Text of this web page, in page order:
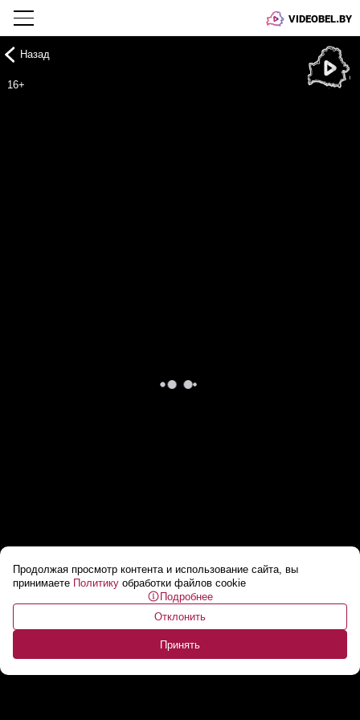
VIDEOBEL.BY
Продолжая просмотр контента и использование сайта, вы
принимаете Политику обработки файлов cookie
Подробнее
Отклонить
Принять
Назад
16+
Грозы, ливни и сильный ветер до 27-ми
метров: в Беларуси снова непогода...